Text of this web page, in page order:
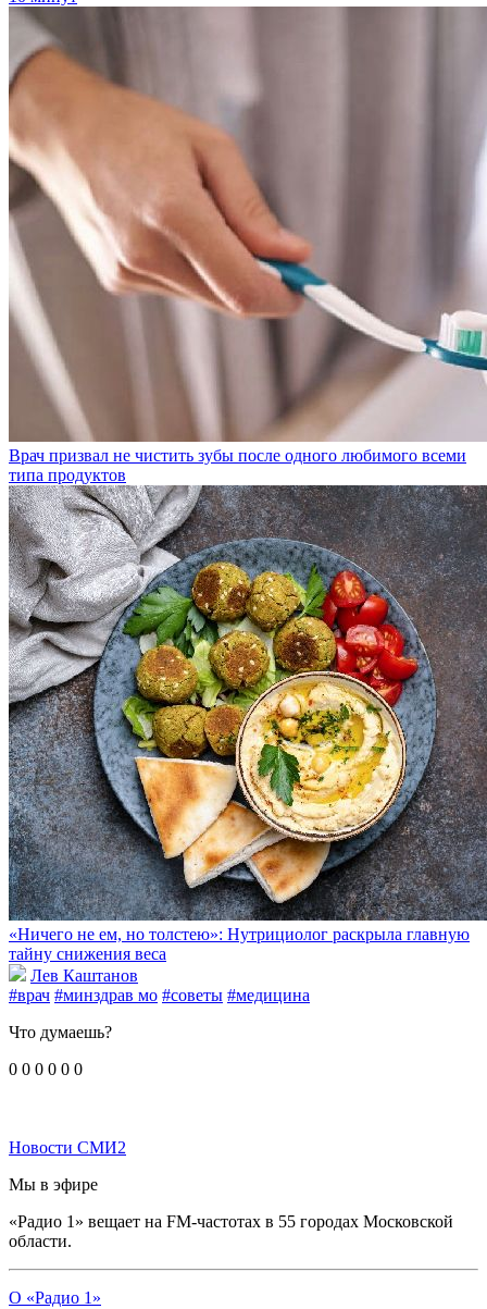
Врач призвал не чистить зубы после одного любимого всеми
типа продуктов
«Ничего не ем, но толстею»: Нутрициолог раскрыла главную
тайну снижения веса
Лев Каштанов
#врач #минздрав мо #советы #медицина
Что думаешь?
0 0 0 0 0 0
Новости СМИ2
Мы в эфире
«Радио 1» вещает на FM-частотах в 55 городах Московской
области.
О «Радио 1»